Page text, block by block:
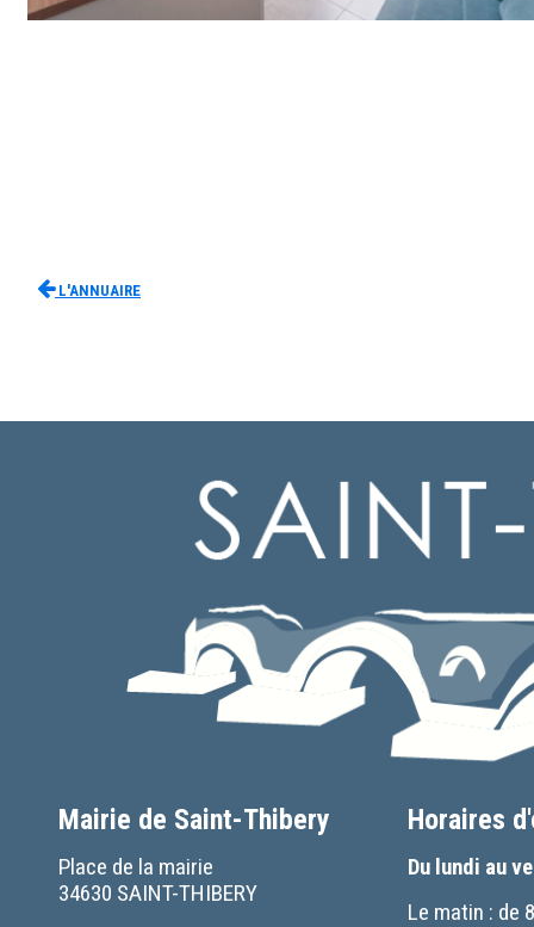
L'Annuaire
Mairie de Saint-Thibery
Place de la mairie
34630 SAINT-THIBERY
Horaires
Du lundi au
Le matin : de